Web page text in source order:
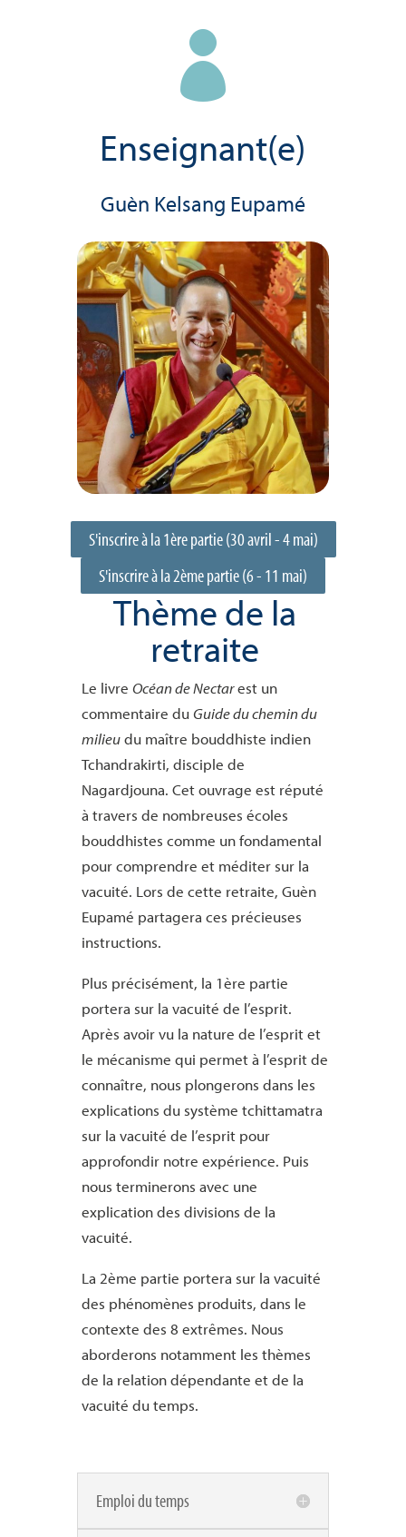

Enseignant(e)
Guèn Kelsang Eupamé
S'inscrire à la 1ère partie (30 avril - 4 mai)
S'inscrire à la 2ème partie (6 - 11 mai)
Thème de la
retraite
Le livre Océan de Nectarest un
commentaire duGuide du chemin du
milieudu maître bouddhiste indien
Tchandrakirti, disciple de
Nagardjouna. Cet ouvrage est réputé
à travers de nombreuses écoles
bouddhistes comme un fondamental
pour comprendre et méditer sur la
vacuité. Lors de cette retraite, Guèn
Eupamé partagera ces précieuses
instructions.
Plus précisément, la 1ère partie
portera sur la vacuité de l’esprit.
Après avoir vu la nature de l’esprit et
le mécanisme qui permet à l’esprit de
connaître, nous plongerons dans les
explications du système tchittamatra
sur la vacuité de l’esprit pour
approfondir notre expérience. Puis
nous terminerons avec une
explication des divisions de la
vacuité.
La 2ème partie portera sur la vacuité
des phénomènes produits, dans le
contexte des 8 extrêmes. Nous
aborderons notamment les thèmes
de la relation dépendante et de la
vacuité du temps.
Emploi du temps